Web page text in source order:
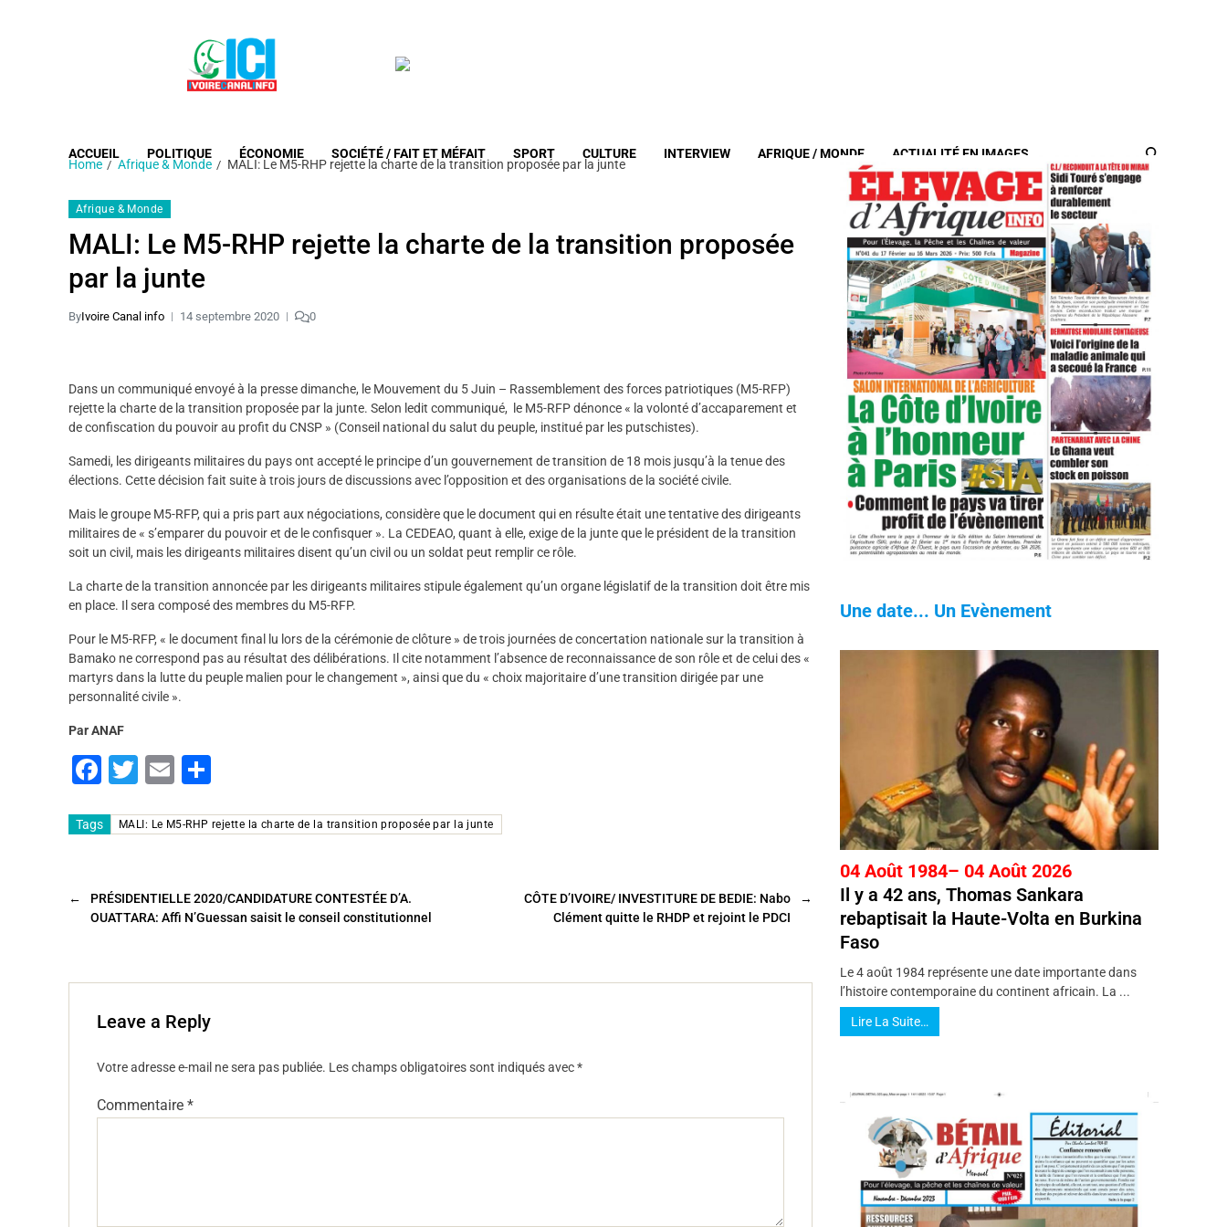
ACCUEIL POLITIQUE ÉCONOMIE SOCIÉTÉ / FAIT ET MÉFAIT SPORT CULTURE INTERVIEW AFRIQUE / MONDE ACTUALITÉ EN IMAGES
Home Afrique & Monde MALI: Le M5-RHP rejette la charte de la transition proposée par la junte
Afrique & Monde
MALI: Le M5-RHP rejette la charte de la transition proposée
par la junte
ByIvoire Canal info 14 septembre 2020 0
Dans un communiqué envoyé à la presse dimanche, le Mouvement du 5 Juin – Rassemblement des forces patriotiques (M5-RFP)
rejette la charte de la transition proposée par la junte. Selon ledit communiqué, le M5-RFP dénonce « la volonté d’accaparement et
de confiscation du pouvoir au profit du CNSP » (Conseil national du salut du peuple, institué par les putschistes).
Samedi, les dirigeants militaires du pays ont accepté le principe d’un gouvernement de transition de 18 mois jusqu’à la tenue des
élections. Cette décision fait suite à trois jours de discussions avec l’opposition et des organisations de la société civile.
Mais le groupe M5-RFP, qui a pris part aux négociations, considère que le document qui en résulte était une tentative des dirigeants
militaires de « s’emparer du pouvoir et de le confisquer ». La CEDEAO, quant à elle, exige de la junte que le président de la transition
soit un civil, mais les dirigeants militaires disent qu’un civil ou un soldat peut remplir ce rôle.
La charte de la transition annoncée par les dirigeants militaires stipule également qu’un organe législatif de la transition doit être mis
en place. Il sera composé des membres du M5-RFP.
Pour le M5-RFP, « le document final lu lors de la cérémonie de clôture » de trois journées de concertation nationale sur la transition à
Bamako ne correspond pas au résultat des délibérations. Il cite notamment l’absence de reconnaissance de son rôle et de celui des «
martyrs dans la lutte du peuple malien pour le changement », ainsi que du « choix majoritaire d’une transition dirigée par une
personnalité civile ».
Par ANAF
F
c
b
o
k
T
tt
E
ai ta
er
Tags MALI: Le M5-RHP rejette la charte de la transition proposée par la junte
←
PRÉSIDENTIELLE 2020/CANDIDATURE CONTESTÉE D’A.
OUATTARA: Affi N’Guessan saisit le conseil constitutionnel
→
CÔTE D’IVOIRE/ INVESTITURE DE BEDIE: Nabo
Clément quitte le RHDP et rejoint le PDCI
Leave a Reply
Votre adresse e-mail ne sera pas publiée. Les champs obligatoires sont indiqués avec*
Commentaire *
Une date... Un Evènement
04 Août 1984– 04 Août 2026
Il y a 42 ans, Thomas Sankara
rebaptisait la Haute-Volta en Burkina
Faso
Le 4 août 1984 représente une date importante dans
l’histoire contemporaine du continent africain. La ...
Lire La Suite…